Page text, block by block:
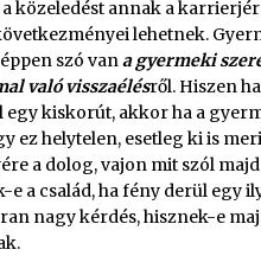
közeledést annak a
lehetnek.
szó van a gyermeki
való visszaélésről. Hiszen
egy kiskorút, akkor ha a
ez helytelen, esetleg ki is
a dolog, vajon mit szól majd
e a család, ha fény derül egy
nagy kérdés, hisznek-e